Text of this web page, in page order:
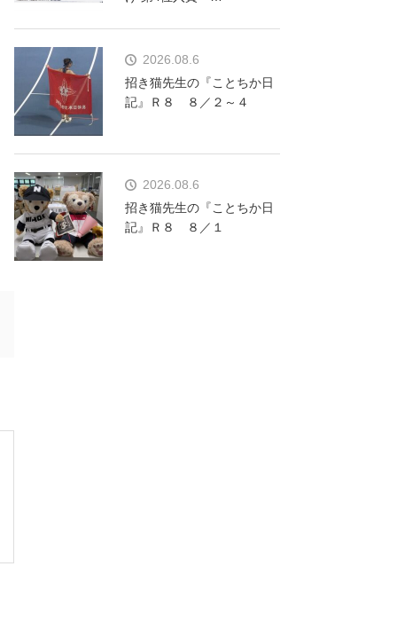
2026.08.6
招き猫先生の『ことちか日
記』Ｒ８ ８／２～４
2026.08.6
招き猫先生の『ことちか日
記』Ｒ８ ８／１